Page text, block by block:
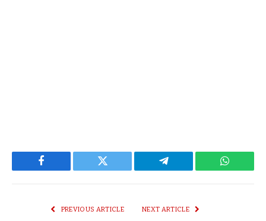
Facebook Twitter Telegram
PREVIOUS ARTICLE NEXT ARTICLE